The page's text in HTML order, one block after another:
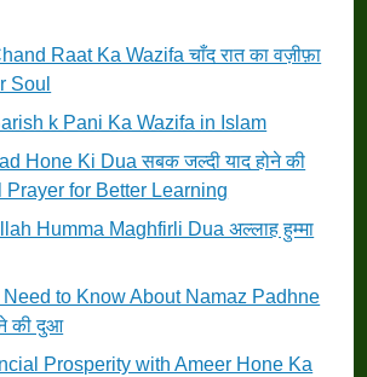
Raat Ka Wazifa चाँद रात का वज़ीफ़ा
Soul
k Pani Ka Wazifa in Islam
Hone Ki Dua सबक जल्दी याद होने की
for Better Learning
Humma Maghfirli Dua अल्लाह हुम्मा
to Know About Namaz Padhne
की दुआ
Prosperity with Ameer Hone Ka